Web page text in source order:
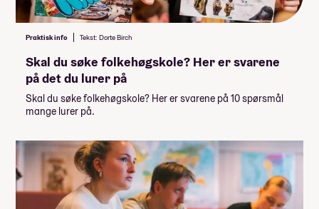
Praktisk info Tekst: Dorte Birch
Skal du søke folkehøgskole? Her er svarene
på det du lurer på
Skal du søke folkehøgskole? Her er svarene på 10 spørsmål
mange lurer på.